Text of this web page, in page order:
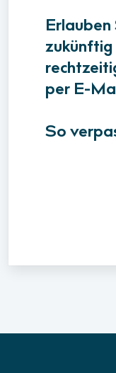
Erlauben
per E-
So